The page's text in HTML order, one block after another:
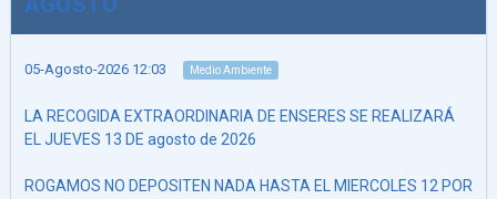
05-Agosto-2026 12:03 Medio Ambiente
LA RECOGIDA EXTRAORDINARIA DE ENSERES SE REALIZARÁ
EL JUEVES 13 DE agosto de 2026
ROGAMOS NO DEPOSITEN NADA HASTA EL MIERCOLES 12 POR